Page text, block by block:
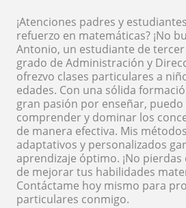
¡Atenciones padres y
refuerzo en matemáticas? ¡No
Antonio, un estudiante de
grado de Administración y
ofrezvo clases particulares a
edades. Con una sólida
gran pasión por enseñar,
comprender y dominar los
de manera efectiva. Mis
adaptativos y personalizados
aprendizaje óptimo. ¡No
de mejorar tus habilidades
Contáctame hoy mismo para
particulares conmigo.